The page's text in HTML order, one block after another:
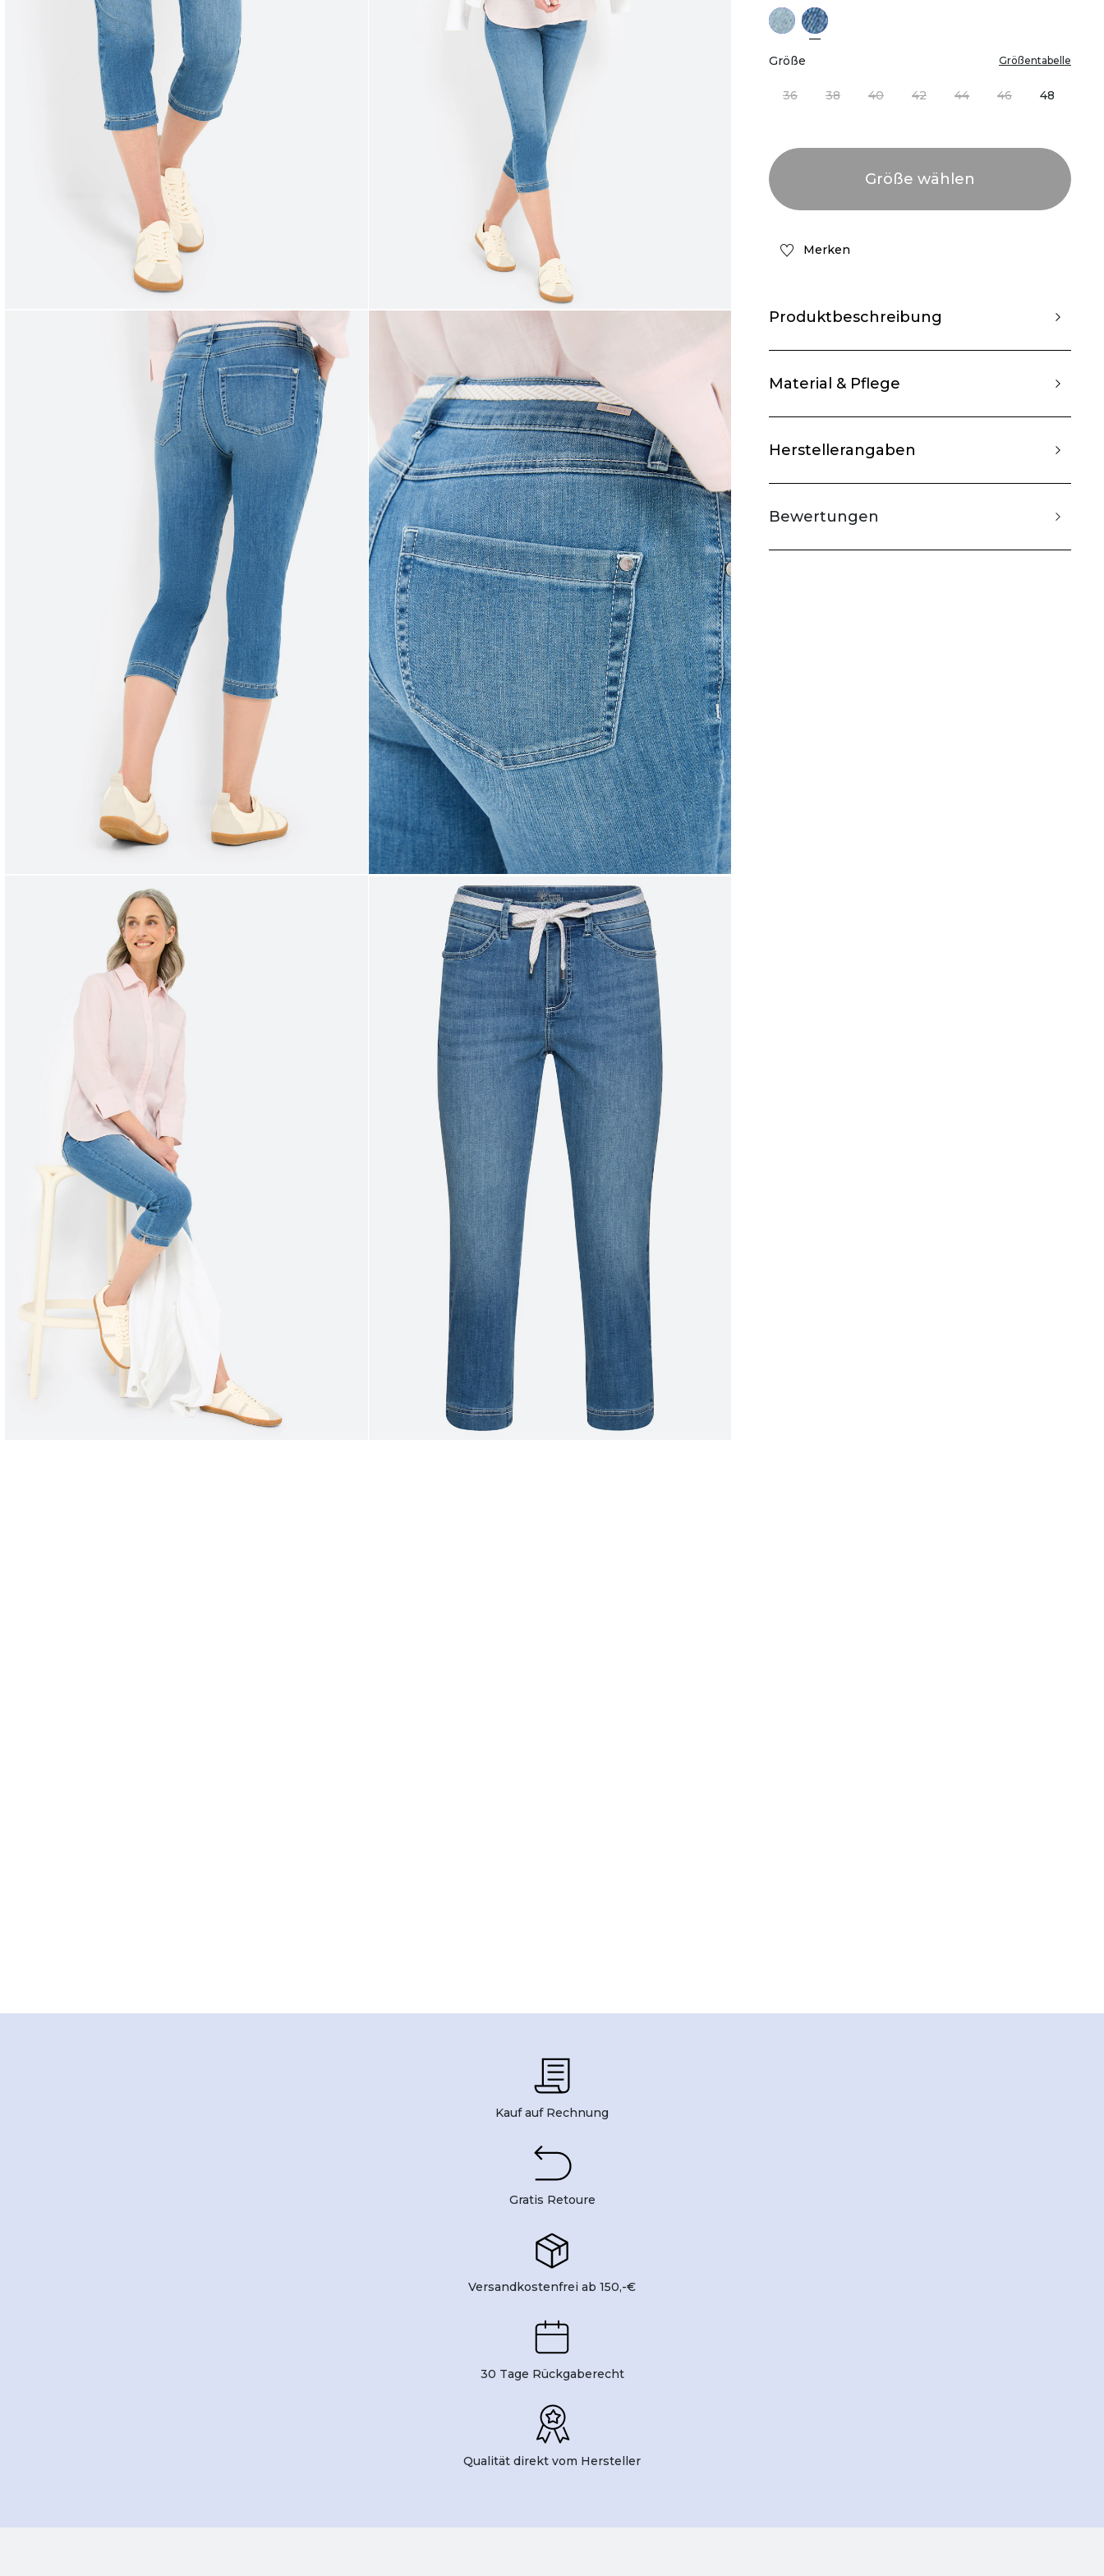
Größe Größentabelle
36 38 40 42 44 46 48
Merken
Produktbeschreibung
Material & Pflege
Herstellerangaben
Bewertungen
Kauf auf Rechnung
Gratis Retoure
Versandkostenfrei ab 150,-€
30 Tage Rückgaberecht
Qualität direkt vom Hersteller